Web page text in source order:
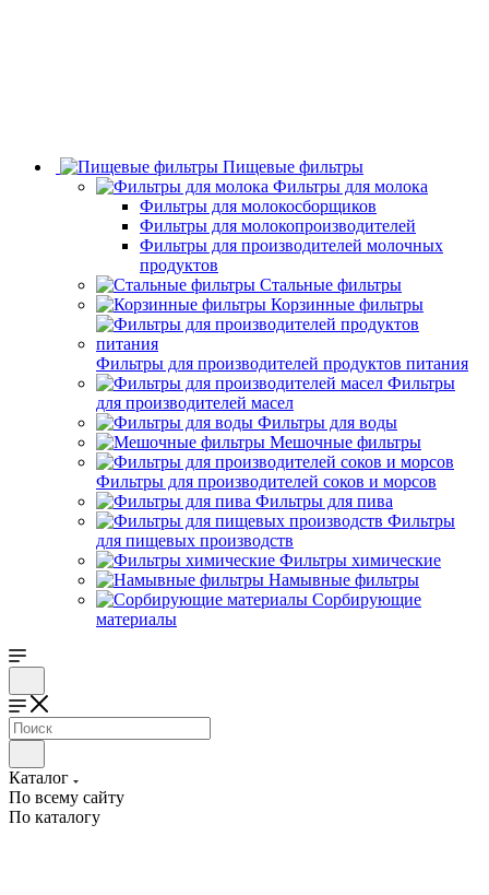
Пищевые фильтры
Фильтры для молока
Фильтры для молокосборщиков
Фильтры для молокопроизводителей
Фильтры для производителей молочных
продуктов
Стальные фильтры
Корзинные фильтры
Фильтры для производителей продуктов питания
Фильтры
для производителей масел
Фильтры для воды
Мешочные фильтры
Фильтры для производителей соков и морсов
Фильтры для пива
Фильтры
для пищевых производств
Фильтры химические
Намывные фильтры
Сорбирующие
материалы
Каталог
По всему сайту
По каталогу